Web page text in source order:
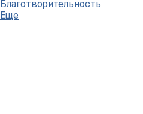
Благотворительность
Еще